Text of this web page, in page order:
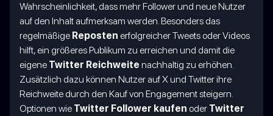
Wahrscheinlichkeit, dass mehr Follower und neue Nutzer
auf den Inhalt aufmerksam werden. Besonders das
regelmäßige Reposten erfolgreicher Tweets oder Videos
hilft, ein größeres Publikum zu erreichen und damit die
eigene Twitter Reichweite nachhaltig zu erhöhen.
Zusätzlich dazu können Nutzer auf X und Twitter ihre
Reichweite durch den Kauf von Engagement steigern.
Optionen wie Twitter Follower kaufen oder Twitter